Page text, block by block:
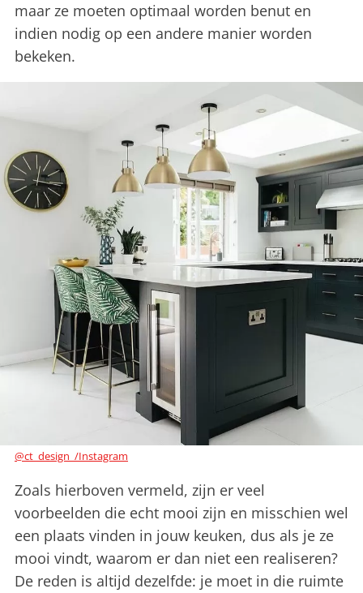
maar ze moeten optimaal worden benut en
indien nodig op een andere manier worden
bekeken.
@ct_design_/Instagram
Zoals hierboven vermeld, zijn er veel
voorbeelden die echt mooi zijn en misschien wel
een plaats vinden in jouw keuken, dus als je ze
mooi vindt, waarom er dan niet een realiseren?
De reden is altijd dezelfde: je moet in die ruimte